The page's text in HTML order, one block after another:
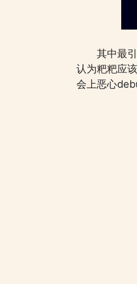
其中最
认为粑粑应
会上恶心